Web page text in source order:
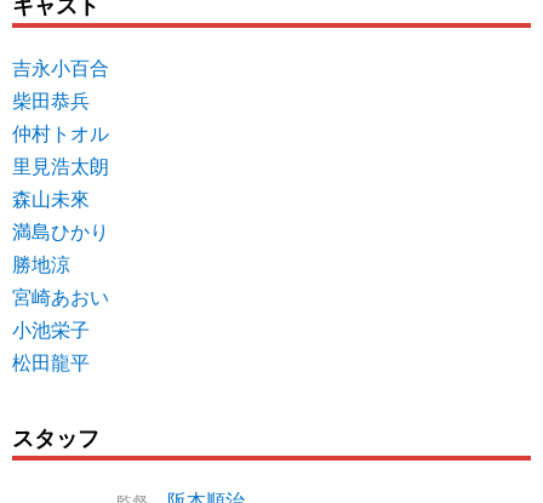
吉永小百合
柴田恭兵
仲村トオル
里見浩太朗
森山未來
満島ひかり
勝地涼
宮崎あおい
小池栄子
松田龍平
スタッフ